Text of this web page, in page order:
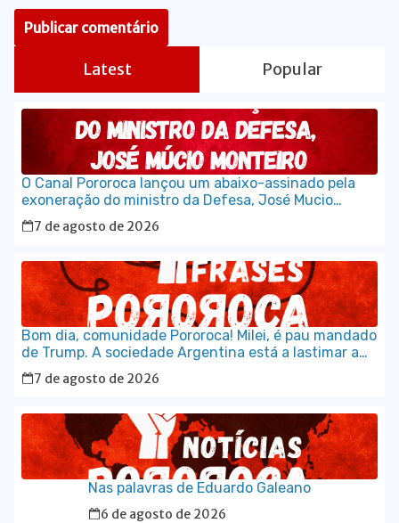
Latest Popular
O Canal Pororoca lançou um abaixo-assinado pela
exoneração do ministro da Defesa, José Mucio
Monteiro.
7 de agosto de 2026
Bom dia, comunidade Pororoca! Milei, é pau mandado
de Trump. A sociedade Argentina está a lastimar a
escolha que fez, sem saber que estava votando num
maluco sabujo dos EUA.
7 de agosto de 2026
Nas palavras de Eduardo Galeano
6 de agosto de 2026